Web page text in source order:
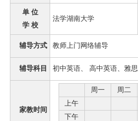
单 位
学 校
法学湖南大学
辅导方式 教师上门网络辅导
辅导科目 初中英语、 高中英语、雅思
家教时间
周一 周二
上午
下午